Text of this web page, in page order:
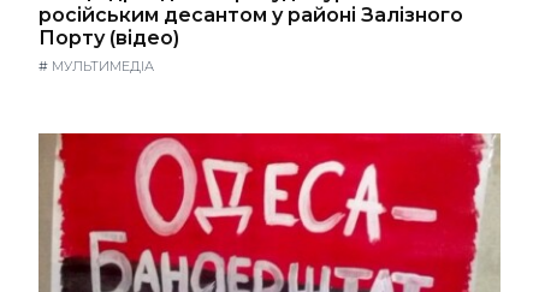
російським десантом у районі Залізного
Порту (відео)
# МУЛЬТИМЕДІА